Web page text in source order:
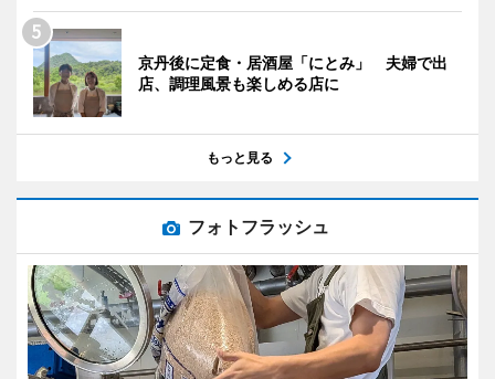
京丹後に定食・居酒屋「にとみ」 夫婦で出
店、調理風景も楽しめる店に
もっと見る
フォトフラッシュ